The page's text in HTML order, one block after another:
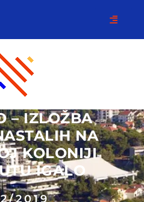
– IZLOŽBA
NA
KOLONIJI
IGALO
2019